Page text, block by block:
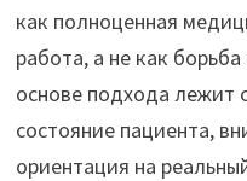
как полноценная
работа, а не как
основе подхода лежит
состояние пациента,
ориентация на